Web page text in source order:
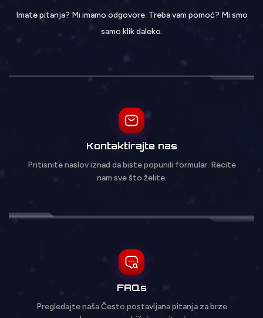
Imate pitanja? Mi imamo odgovore. Treba vam pomoć? Mi smo
samo klik daleko.
Kontaktirajte nas
Pritisnite naslov iznad da biste popunili formular. Recite
nam sve što želite.
FAQs
Pregledajte naša Često postavljana pitanja za brze